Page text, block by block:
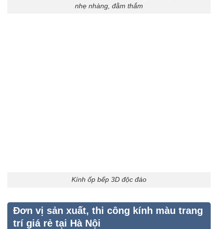
nhẹ nhàng, đằm thắm
Kính ốp bếp 3D độc đáo
Đơn vị sản xuất, thi công kính màu trang
trí giá rẻ tại Hà Nội